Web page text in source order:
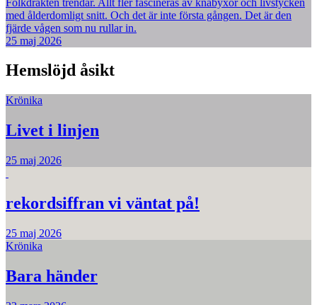
med ålderdomligt snitt. Och det är inte första gången. Det är den
fjärde vågen som nu rullar in.
25 maj 2026
Hemslöjd åsikt
Krönika
Livet i linjen
25 maj 2026
rekordsiffran vi väntat på!
25 maj 2026
Krönika
Bara händer